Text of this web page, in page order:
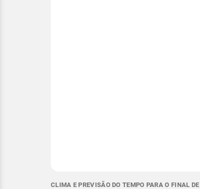
CLIMA E PREVISÃO DO TEMPO PARA O FINAL